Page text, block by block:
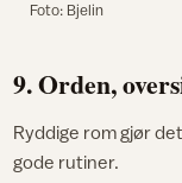
Foto: Bjelin
9. Orden,
Ryddige rom gjør
gode rutiner.​